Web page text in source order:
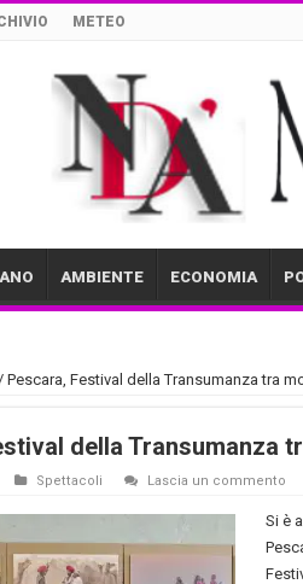
METEO
AMBIENTE ECONOMIA
/ Pescara, Festival della Transumanza tra
della Transumanza
Spettacoli Lascia un commento
Si è